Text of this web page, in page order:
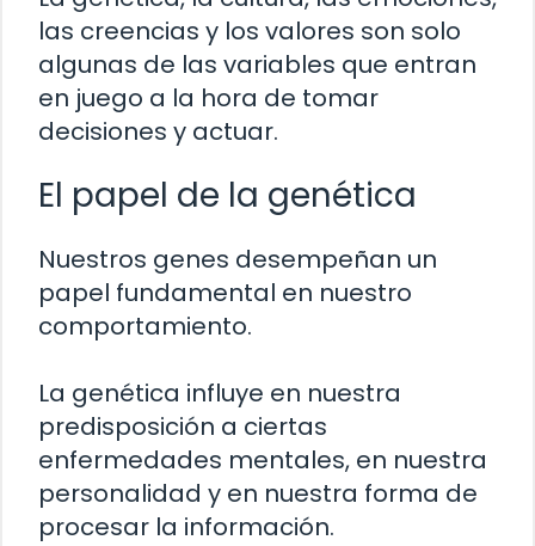
las creencias y los valores son solo
algunas de las variables que entran
en juego a la hora de tomar
decisiones y actuar.
El papel de la genética
Nuestros genes desempeñan un
papel fundamental en nuestro
comportamiento.
La genética influye en nuestra
predisposición a ciertas
enfermedades mentales, en nuestra
personalidad y en nuestra forma de
procesar la información.